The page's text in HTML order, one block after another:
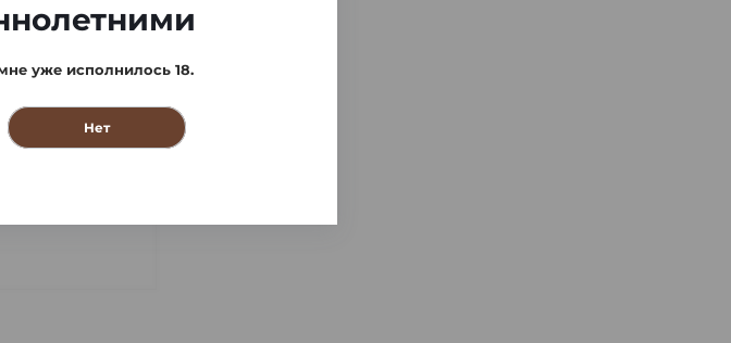
уже исполнилось 18.
Нет